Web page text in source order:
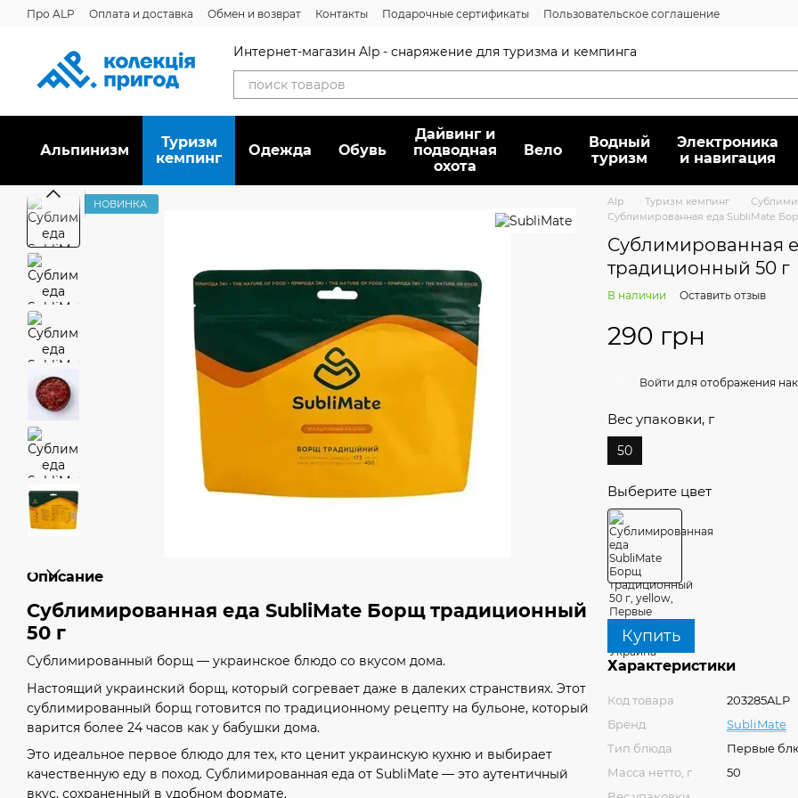
Перейти к основному контенту
Про ALP Оплата и доставка Обмен и возврат Контакты Подарочные сертификаты
Пользовательское соглашение
Интернет-магазин Alp - снаряжение для туризма и кемпинга
Альпинизм
Туризм
кемпинг
Oдежда Обувь
Дайвинг и
подводная
охота
Вело
Водный
туризм
Электроника
и навигация
НОВИНКА
Описание
Сублимированная еда SubliMate Борщ традиционный
50 г
Сублимированный борщ — украинское блюдо со вкусом дома.
Настоящий украинский борщ, который согревает даже в далеких странствиях. Этот
сублимированный борщ готовится по традиционному рецепту на бульоне, который
варится более 24 часов как у бабушки дома.
Это идеальное первое блюдо для тех, кто ценит украинскую кухню и выбирает
качественную еду в поход. Сублимированная еда от SubliMate — это аутентичный
вкус, сохраненный в удобном формате.
Alp Туризм кемпинг
Сублимированная еда SubliMate
Сублимированная
традиционный 50 г
В наличии Оставить отзыв
290 грн
Войти для отображения
Вес упаковки, г
50
Выберите цвет
Купить
Характеристики
Код товара
203285ALP
Бренд
SubliMate
Тип блюда
Первые
Масса нетто, г
50